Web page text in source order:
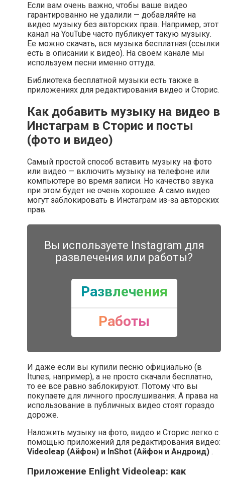
Если вам очень важно, чтобы ваше видео
гарантированно не удалили — добавляйте на
видео музыку без авторских прав. Например, этот
канал на YouTube часто публикует такую музыку.
Ее можно скачать, вся музыка бесплатная (ссылки
есть в описании к видео). На своем канале мы
используем песни именно оттуда.
Библиотека бесплатной музыки есть также в
приложениях для редактирования видео и Сторис.
Как добавить музыку на видео в
Инстаграм в Сторис и посты
(фото и видео)
Самый простой способ вставить музыку на фото
или видео — включить музыку на телефоне или
компьютере во время записи. Но качество звука
при этом будет не очень хорошее. А само видео
могут заблокировать в Инстаграм из-за авторских
прав.
Вы используете Instagram для
развлечения или работы?
Развлечения
Работы
И даже если вы купили песню официально (в
Itunes, например), а не просто скачали бесплатно,
то ее все равно заблокируют. Потому что вы
покупаете для личного прослушивания. А права на
использование в публичных видео стоят гораздо
дороже.
Наложить музыку на фото, видео и Сторис легко с
помощью приложений для редактирования видео:
Videoleap (Айфон) и InShot (Айфон и Андроид) .
Приложение Enlight Videoleap: как